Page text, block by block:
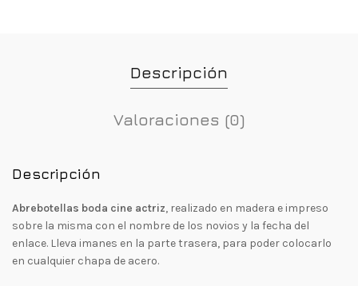
Descripción
Valoraciones (0)
Descripción
Abrebotellas boda cine actriz, realizado en madera e impreso
sobre la misma con el nombre de los novios y la fecha del
enlace. Lleva imanes en la parte trasera, para poder colocarlo
en cualquier chapa de acero.